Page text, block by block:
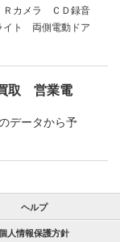
Ｒカメラ ＣＤ録音
イト 両側電動ドア
取 営業電
データから予
ヘルプ
人情報保護方針